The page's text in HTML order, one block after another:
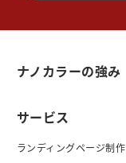
ナノカラーの強み
サービス
ランディングページ制作